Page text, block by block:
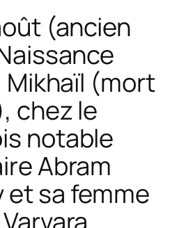
(ancien
Mikhaïl (mort
chez le
notable
Abram
et sa femme